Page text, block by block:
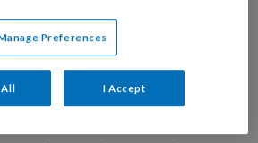
voor e-mails
en
B.V.
Preferences
All I Accept